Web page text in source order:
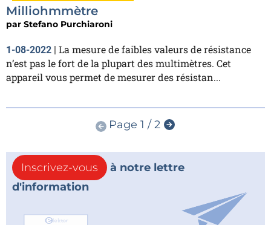
Milliohmmètre
par Stefano Purchiaroni
1-08-2022 | La mesure de faibles valeurs de résistance
n’est pas le fort de la plupart des multimètres. Cet
appareil vous permet de mesurer des résistan...
Page 1 / 2
Inscrivez-vous
à notre lettre
d'information